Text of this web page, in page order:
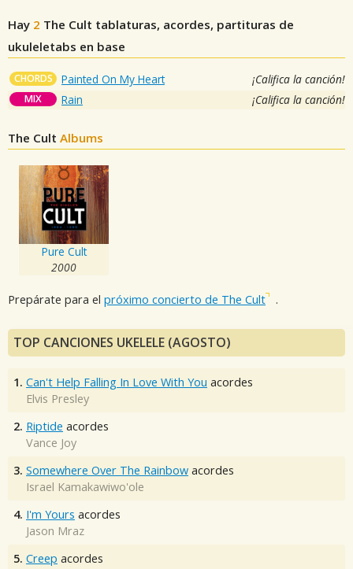
Hay 2 The Cult tablaturas, acordes, partituras de
ukuleletabs en base
CHORDS Painted On My Heart ¡Califica la canción!
MIX Rain ¡Califica la canción!
The Cult Albums
Pure Cult
2000
Prepárate para el próximo concierto de The Cult .
TOP CANCIONES UKELELE (AGOSTO)
1. Can't Help Falling In Love With You acordes
Elvis Presley
2. Riptide acordes
Vance Joy
3. Somewhere Over The Rainbow acordes
Israel Kamakawiwo'ole
4. I'm Yours acordes
Jason Mraz
5. Creep acordes